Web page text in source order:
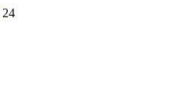
24